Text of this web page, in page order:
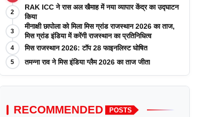
2
RAK ICC ने रास अल खैमाह में नया व्यापार केंद्र का उद्घाटन
किया
3
मीनाक्षी छापोला को मिला मिस ग्रांड राजस्थान 2026 का ताज,
मिस ग्रांड इंडिया में करेंगी राजस्थान का प्रतिनिधित्व
4 मिस राजस्थान 2026: टॉप 28 फाइनलिस्ट घोषित
5 तमन्ना राव ने मिस इंडिया ग्लैम 2026 का ताज जीता
RECOMMENDED POSTS